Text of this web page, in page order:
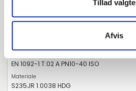
Tillad valgte
Afvis
000653034
EN 1092-1 T:02 A PN10-40 ISO
S235JR 1.0038 HDG